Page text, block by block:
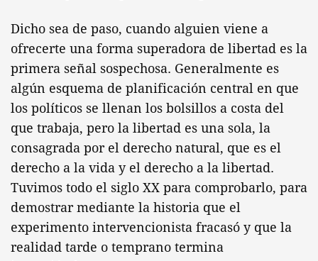
Dicho sea de paso, cuando alguien viene a
ofrecerte una forma superadora de libertad es la
primera señal sospechosa. Generalmente es
algún esquema de planificación central en que
los políticos se llenan los bolsillos a costa del
que trabaja, pero la libertad es una sola, la
consagrada por el derecho natural, que es el
derecho a la vida y el derecho a la libertad.
Tuvimos todo el siglo XX para comprobarlo, para
demostrar mediante la historia que el
experimento intervencionista fracasó y que la
realidad tarde o temprano termina